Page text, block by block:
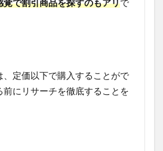
覚で割引商品を探すのもアリで
、定価以下で購入することがで
前にリサーチを徹底することを